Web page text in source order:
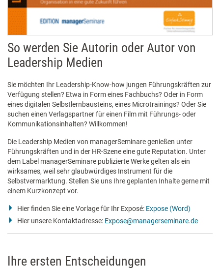
So werden Sie Autorin oder Autor von
Leadership Medien
Sie möchten Ihr Leadership-Know-how jungen Führungskräften zur
Verfügung stellen? Etwa in Form eines Fachbuchs? Oder in Form
eines digitalen Selbstlernbausteins, eines Microtrainings? Oder Sie
suchen einen Verlagspartner für einen Film mit Führungs- oder
Kommunikationsinhalten? Willkommen!
Die Leadership Medien von managerSeminare genießen unter
Führungskräften und in der HR-Szene eine gute Reputation. Unter
dem Label managerSeminare publizierte Werke gelten als ein
wirksames, weil sehr glaubwürdiges Instrument für die
Selbstvermarktung. Stellen Sie uns Ihre geplanten Inhalte gerne mit
einem Kurzkonzept vor.
Hier finden Sie eine Vorlage für Ihr Exposé: Expose (Word)
Hier unsere Kontaktadresse: Expose@managerseminare.de
Ihre ersten Entscheidungen